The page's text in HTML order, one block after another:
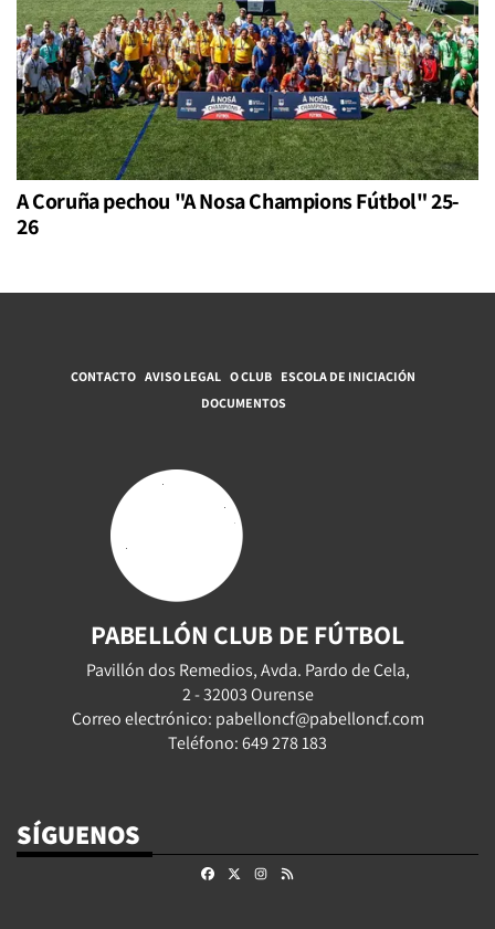
A Coruña pechou "A Nosa Champions Fútbol" 25-
26
CONTACTO AVISO LEGAL O CLUB ESCOLA DE INICIACIÓN
DOCUMENTOS
PABELLÓN CLUB DE FÚTBOL
Pavillón dos Remedios, Avda. Pardo de Cela,
2 - 32003 Ourense
Correo electrónico: pabelloncf@pabelloncf.com
Teléfono: 649 278 183
SÍGUENOS
FacebookInstagram